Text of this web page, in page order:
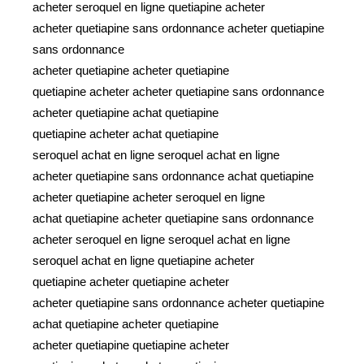
acheter seroquel en ligne quetiapine acheter
acheter quetiapine sans ordonnance acheter quetiapine
sans ordonnance
acheter quetiapine acheter quetiapine
quetiapine acheter acheter quetiapine sans ordonnance
acheter quetiapine achat quetiapine
quetiapine acheter achat quetiapine
seroquel achat en ligne seroquel achat en ligne
acheter quetiapine sans ordonnance achat quetiapine
acheter quetiapine acheter seroquel en ligne
achat quetiapine acheter quetiapine sans ordonnance
acheter seroquel en ligne seroquel achat en ligne
seroquel achat en ligne quetiapine acheter
quetiapine acheter quetiapine acheter
acheter quetiapine sans ordonnance acheter quetiapine
achat quetiapine acheter quetiapine
acheter quetiapine quetiapine acheter